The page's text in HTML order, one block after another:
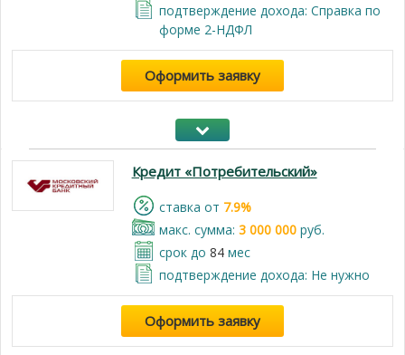
подтверждение дохода: Справка по
форме 2-НДФЛ
Оформить заявку
Кредит «Потребительский»
cтавка от 7.9%
макс. сумма: 3 000 000руб.
срок до 84мес
подтверждение дохода: Не нужно
Оформить заявку